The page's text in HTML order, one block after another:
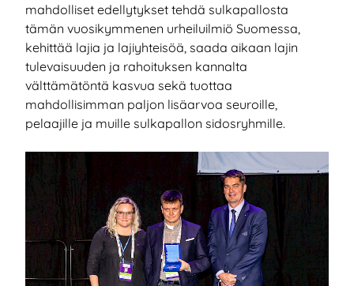
mahdolliset edellytykset tehdä sulkapallosta
tämän vuosikymmenen urheiluilmiö Suomessa,
kehittää lajia ja lajiyhteisöä, saada aikaan lajin
tulevaisuuden ja rahoituksen kannalta
välttämätöntä kasvua sekä tuottaa
mahdollisimman paljon lisäarvoa seuroille,
pelaajille ja muille sulkapallon sidosryhmille.